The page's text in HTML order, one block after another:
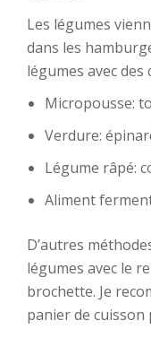
Les légumes
dans les
légumes avec des
Micropousse:
Verdure:
Légume râpé:
Aliment
D’autres
légumes avec le
brochette. Je
panier de cuisson